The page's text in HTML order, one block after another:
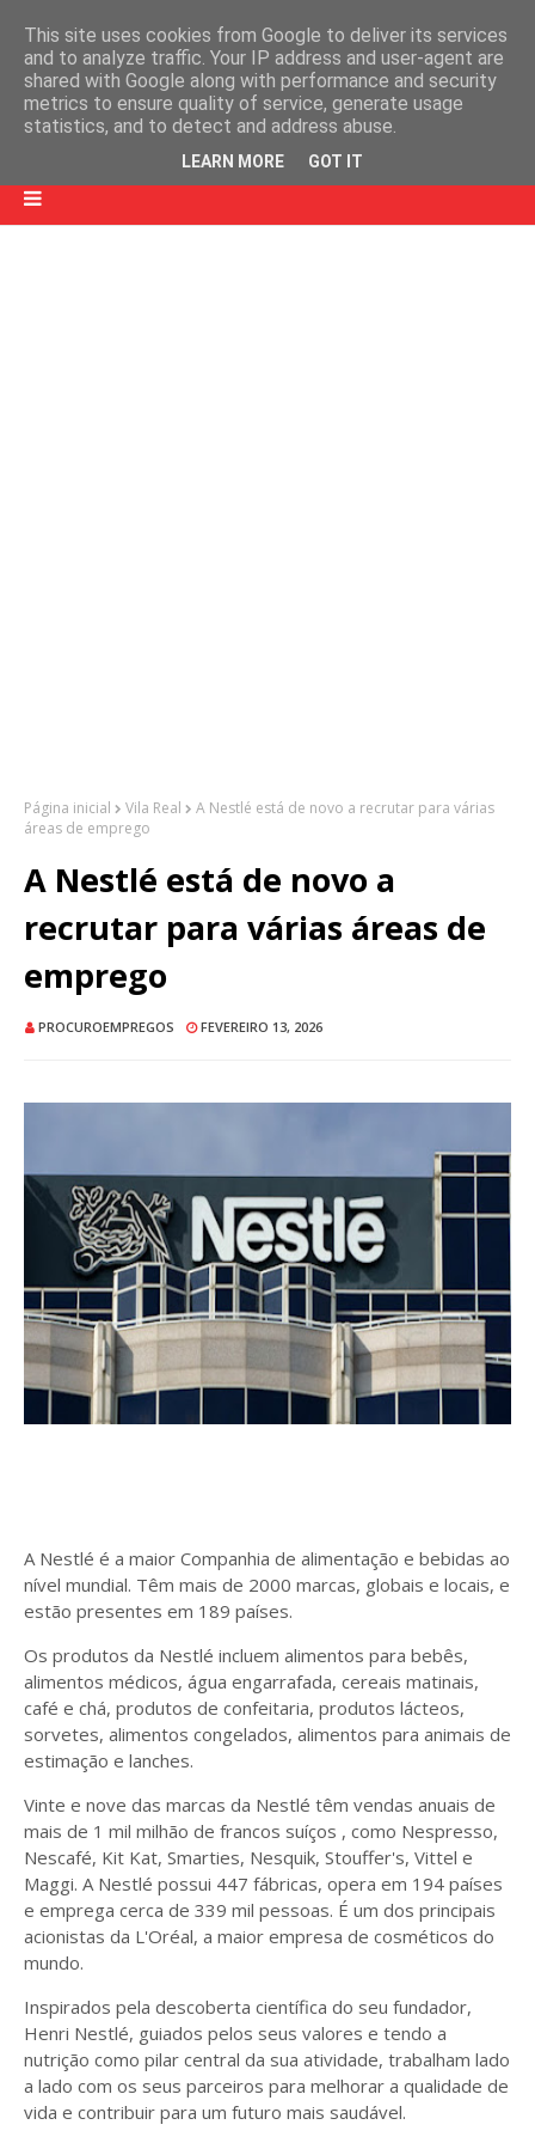
Página inicial Vila Real
A Nestlé está de novo a recrutar para várias
áreas de emprego
A Nestlé está de novo a
recrutar para várias áreas de
emprego
PROCUROEMPREGOS FEVEREIRO 13, 2026
A Nestlé é a maior Companhia de alimentação e bebidas ao
nível mundial. Têm mais de 2000 marcas, globais e locais, e
estão presentes em 189 países.
Os produtos da Nestlé incluem alimentos para bebês,
alimentos médicos, água engarrafada, cereais matinais,
café e chá, produtos de confeitaria, produtos lácteos,
sorvetes, alimentos congelados, alimentos para animais de
estimação e lanches.
Vinte e nove das marcas da Nestlé têm vendas anuais de
mais de 1 mil milhão de francos suíços , como Nespresso,
Nescafé, Kit Kat, Smarties, Nesquik, Stouffer's, Vittel e
Maggi. A Nestlé possui 447 fábricas, opera em 194 países
e emprega cerca de 339 mil pessoas. É um dos principais
acionistas da L'Oréal, a maior empresa de cosméticos do
mundo.
Inspirados pela descoberta científica do seu fundador,
Henri Nestlé, guiados pelos seus valores e tendo a
nutrição como pilar central da sua atividade, trabalham lado
a lado com os seus parceiros para melhorar a qualidade de
vida e contribuir para um futuro mais saudável.
This site uses cookies from Google to deliver its services
and to analyze traffic. Your IP address and user-agent are
shared with Google along with performance and security
metrics to ensure quality of service, generate usage
statistics, and to detect and address abuse.
LEARN MORE GOT IT